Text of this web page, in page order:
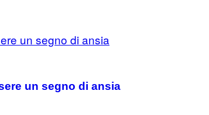
un segno di ansia